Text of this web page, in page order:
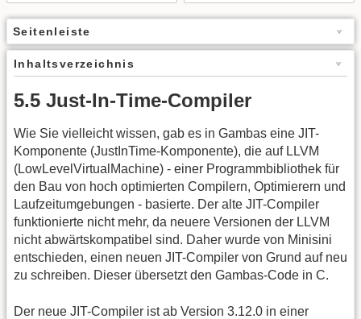
Seitenleiste
Inhaltsverzeichnis
5.5 Just-In-Time-Compiler
Wie Sie vielleicht wissen, gab es in Gambas eine JIT-
Komponente (JustInTime-Komponente), die auf LLVM
(LowLevelVirtualMachine) - einer Programmbibliothek für
den Bau von hoch optimierten Compilern, Optimierern und
Laufzeitumgebungen - basierte. Der alte JIT-Compiler
funktionierte nicht mehr, da neuere Versionen der LLVM
nicht abwärtskompatibel sind. Daher wurde von Minisini
entschieden, einen neuen JIT-Compiler von Grund auf neu
zu schreiben. Dieser übersetzt den Gambas-Code in C.
Der neue JIT-Compiler ist ab Version 3.12.0 in einer